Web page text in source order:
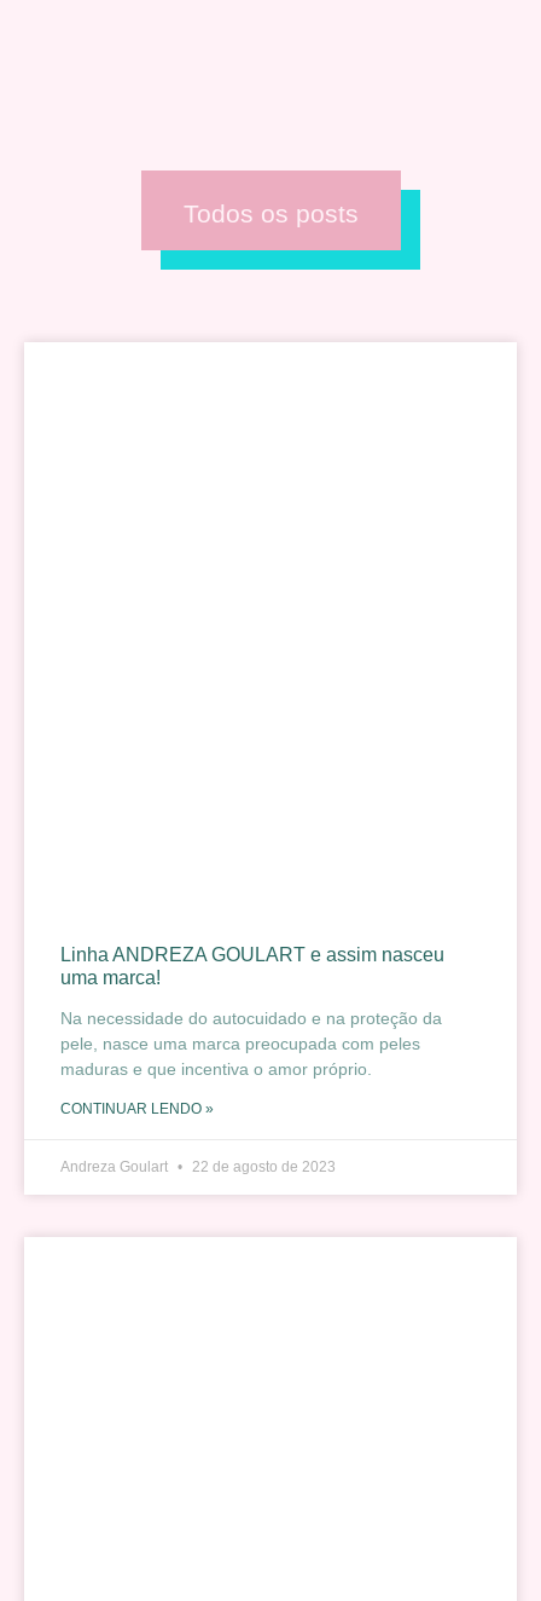
Todos os posts
Linha ANDREZA GOULART e assim nasceu
uma marca!
Na necessidade do autocuidado e na proteção da
pele, nasce uma marca preocupada com peles
maduras e que incentiva o amor próprio.
CONTINUAR LENDO »
Andreza Goulart 22 de agosto de 2023